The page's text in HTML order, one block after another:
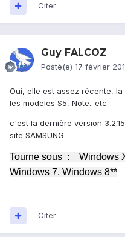
Citer
Guy FALCOZ
Posté(e) 17 février
Oui, elle est assez récente,
les modeles S5, Note...etc
c'est la dernière version
site SAMSUNG
Tourne sous : Windows
Windows 7, Windows 8**
Citer